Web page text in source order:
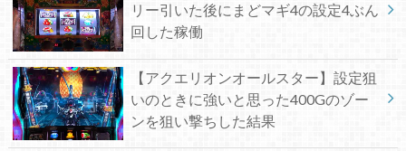
リー引いた後にまどマギ4の設定4ぶん
回した稼働
【アクエリオンオールスター】設定狙
いのときに強いと思った400Gのゾー
ンを狙い撃ちした結果